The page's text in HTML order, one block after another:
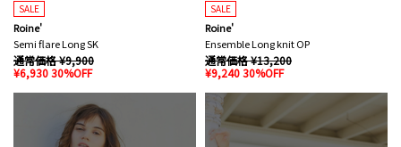
SALE
Roine'
Semi flare Long SK
通常価格 ¥9,900
¥6,930 30%OFF
SALE
Roine'
Ensemble Long knit OP
通常価格 ¥13,200
¥9,240 30%OFF